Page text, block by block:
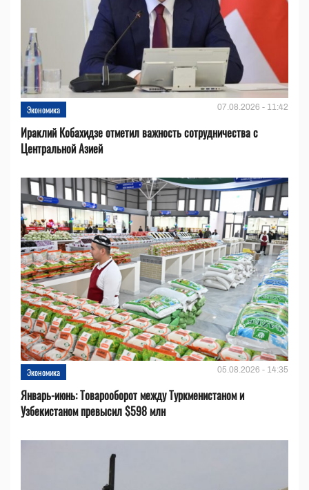
Экономика 07.08.2026 - 11:42
Ираклий Кобахидзе отметил важность сотрудничества с
Центральной Азией
Экономика 05.08.2026 - 14:35
Январь-июнь: Товарооборот между Туркменистаном и
Узбекистаном превысил $598 млн